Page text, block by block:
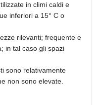
in climi caldi e
inferiori a 15° C o
rilevanti; frequente e
in tal caso gli spazi
sono relativamente
non sono elevate.